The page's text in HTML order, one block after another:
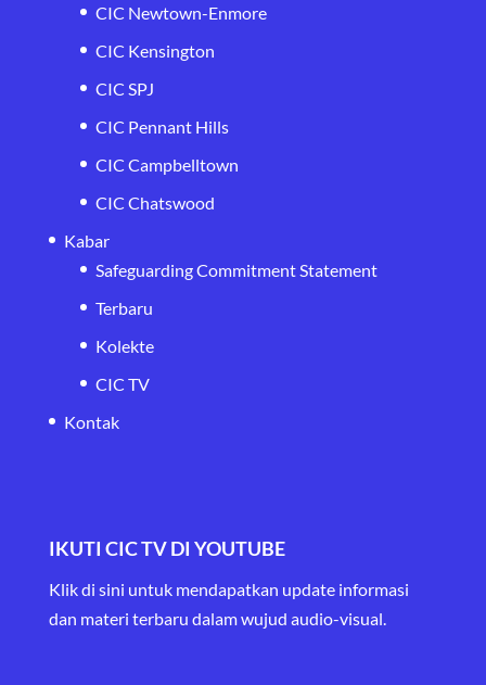
CIC Newtown-Enmore
CIC Kensington
CIC SPJ
CIC Pennant Hills
CIC Campbelltown
CIC Chatswood
Kabar
Safeguarding Commitment Statement
Terbaru
Kolekte
CIC TV
Kontak
IKUTI CIC TV DI YOUTUBE
Klik di sini untuk mendapatkan update informasi
dan materi terbaru dalam wujud audio-visual.